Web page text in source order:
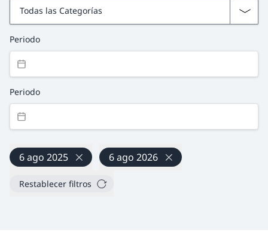
Periodo
Periodo
6 ago 2025 6 ago 2026
Restablecer filtros